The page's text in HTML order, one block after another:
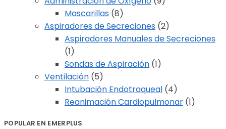
Mascarillas (8)
Aspiradores de Secreciones (2)
Aspiradores Manuales de Secreciones
(1)
Sondas de Aspiración (1)
Ventilación (5)
Intubación Endotraqueal (4)
Reanimación Cardiopulmonar (1)
POPULAR EN EMERPLUS